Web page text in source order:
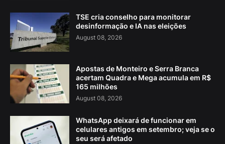
TSE cria conselho para monitorar
desinformação e IA nas eleições
August 08, 2026
Apostas de Monteiro e Serra Branca
acertam Quadra e Mega acumula em R$
165 milhões
August 08, 2026
WhatsApp deixará de funcionar em
celulares antigos em setembro; veja se o
seu será afetado